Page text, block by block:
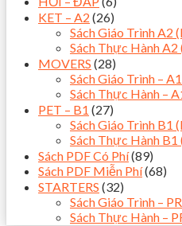
KET – A2 (26)
Sách Giáo Trình A2
Sách Thực Hành A2
MOVERS (28)
Sách Giáo Trình –
Sách Thực Hành –
PET – B1 (27)
Sách Giáo Trình B1
Sách Thực Hành B1
Sách PDF Có Phí(89)
Sách PDF Miễn Phí(68)
STARTERS (32)
Sách Giáo Trình –
Sách Thực Hành –